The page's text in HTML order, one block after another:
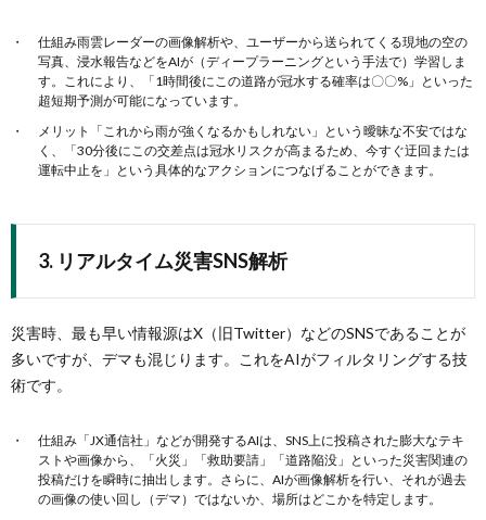
仕組み雨雲レーダーの画像解析や、ユーザーから送られてくる現地の空の
写真、浸水報告などをAIが（ディープラーニングという手法で）学習しま
す。これにより、「1時間後にこの道路が冠水する確率は〇〇%」といった
超短期予測が可能になっています。
メリット「これから雨が強くなるかもしれない」という曖昧な不安ではな
く、「30分後にこの交差点は冠水リスクが高まるため、今すぐ迂回または
運転中止を」という具体的なアクションにつなげることができます。
3. リアルタイム災害SNS解析
災害時、最も早い情報源はX（旧Twitter）などのSNSであることが
多いですが、デマも混じります。これをAIがフィルタリングする技
術です。
仕組み「JX通信社」などが開発するAIは、SNS上に投稿された膨大なテキ
ストや画像から、「火災」「救助要請」「道路陥没」といった災害関連の
投稿だけを瞬時に抽出します。さらに、AIが画像解析を行い、それが過去
の画像の使い回し（デマ）ではないか、場所はどこかを特定します。